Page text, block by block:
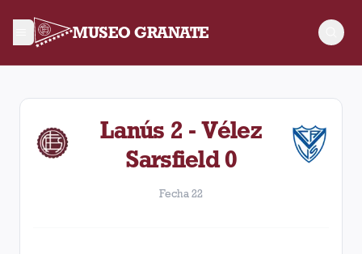
MUSEO GRANATE
Fecha 22. Partido entre Lanús y Vélez Sarsfield disputado
Lanús 2 - Vélez
Sarsfield 0
Fecha 22